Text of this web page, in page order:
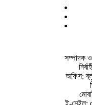
সম্পাদক ও
অফিস: ব্লু